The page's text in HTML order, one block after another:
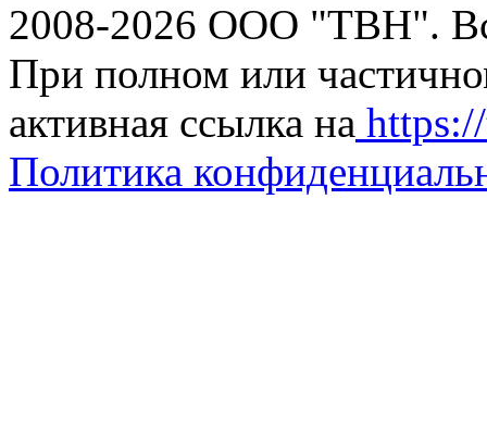
2008-2026 ООО "ТВН".
При полном или
активная ссылка на
Политика